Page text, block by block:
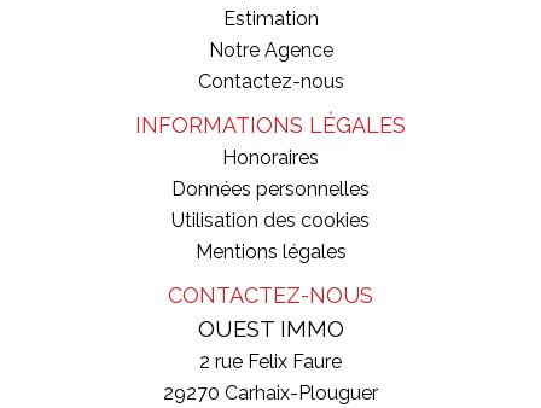
Estimation
Notre Agence
Contactez-nous
INFORMATIONS LÉGALES
Honoraires
Données personnelles
Utilisation des cookies
Mentions légales
CONTACTEZ-NOUS
OUEST IMMO
2 rue Felix Faure
29270 Carhaix-Plouguer